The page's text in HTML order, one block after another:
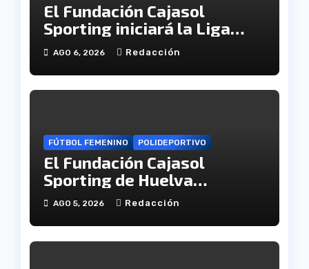
El Fundación Cajasol
Sporting iniciará la Liga
recibiendo al Cacereño
Atlético
AGO 6, 2026 Redacción
FÚTBOL FEMENINO POLIDEPORTIVO
El Fundación Cajasol
Sporting de Huelva
disputará la Copa de
Antonio Toledo Sánchez
AGO 5, 2026 Redacción